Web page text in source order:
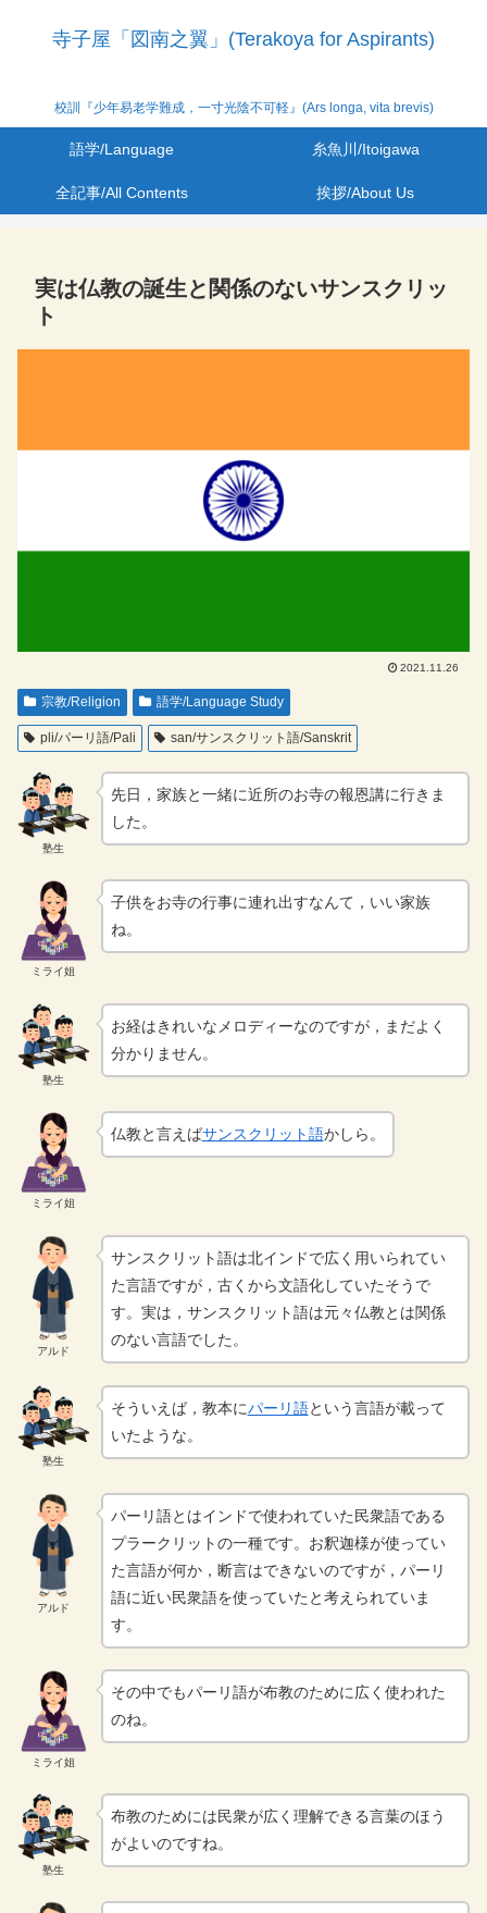
寺子屋「図南之翼」(Terakoya for Aspirants)
校訓『少年易老学難成，一寸光陰不可軽』(Ars longa, vita brevis)
語学/Language 糸魚川/Itoigawa
全記事/All Contents 挨拶/About Us
実は仏教の誕生と関係のないサンスクリッ
ト
2021.11.26
宗教/Religion 語学/Language Study
pli/パーリ語/Pali san/サンスクリット語/Sanskrit
塾生
先日，家族と一緒に近所のお寺の報恩講に行きま
した。
ミライ姐
子供をお寺の行事に連れ出すなんて，いい家族
ね。
塾生
お経はきれいなメロディーなのですが，まだよく
分かりません。
ミライ姐
仏教と言えばサンスクリット語かしら。
アルド
サンスクリット語は北インドで広く用いられてい
た言語ですが，古くから文語化していたそうで
す。実は，サンスクリット語は元々仏教とは関係
のない言語でした。
塾生
そういえば，教本にパーリ語という言語が載って
いたような。
アルド
パーリ語とはインドで使われていた民衆語である
プラークリットの一種です。お釈迦様が使ってい
た言語が何か，断言はできないのですが，パーリ
語に近い民衆語を使っていたと考えられていま
す。
ミライ姐
その中でもパーリ語が布教のために広く使われた
のね。
塾生
布教のためには民衆が広く理解できる言葉のほう
がよいのですね。